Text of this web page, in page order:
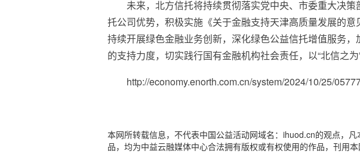
未来，北方信托将持续贯彻落实党中央、市委重大决
托公司优势，积极实施《关于金融支持天津高质量发展的意
持续开展绿色金融业务创新，深化绿色公益信托增值服务
的支持力度，切实践行国有金融机构社会责任，以“北信之为
http://economy.enorth.com.cn/system/2024/10/25/
本网所转载信息，不代表中国公益活动网域名：ihuod.cn的观点，
品，均为中益云融媒体中心合法拥有版权或有权使用的作品，刊用本